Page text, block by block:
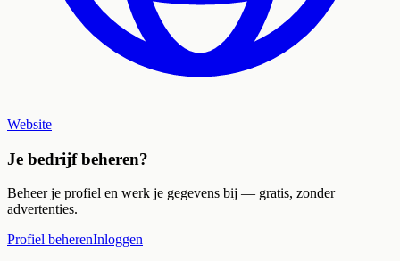
Website
Je bedrijf beheren?
Beheer je profiel en werk je gegevens bij — gratis, zonder
advertenties.
Profiel beherenInloggen